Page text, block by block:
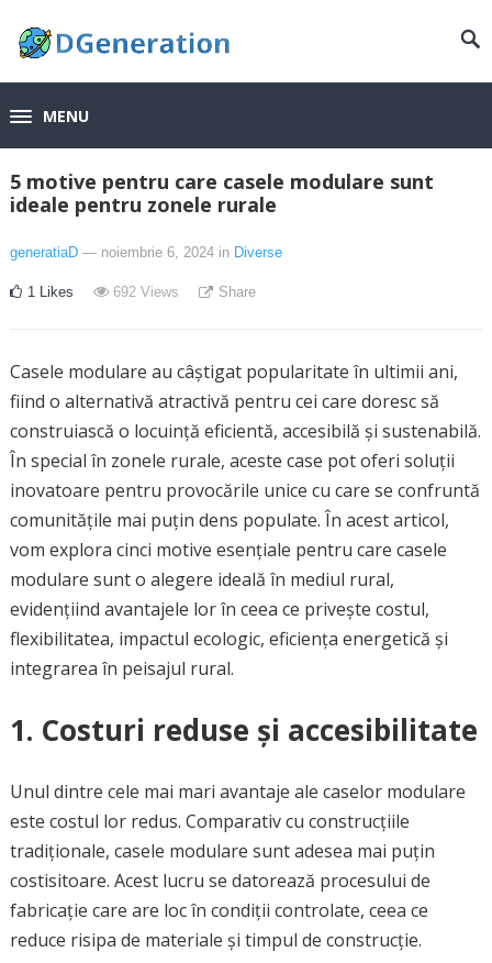
MENU
5 motive pentru care casele modulare sunt
ideale pentru zonele rurale
generatiaD — noiembrie 6, 2024 in Diverse
1 Likes 692Views Share
Casele modulare au câștigat popularitate în ultimii ani,
fiind o alternativă atractivă pentru cei care doresc să
construiască o locuință eficientă, accesibilă și sustenabilă.
În special în zonele rurale, aceste case pot oferi soluții
inovatoare pentru provocările unice cu care se confruntă
comunitățile mai puțin dens populate. În acest articol,
vom explora cinci motive esențiale pentru care casele
modulare sunt o alegere ideală în mediul rural,
evidențiind avantajele lor în ceea ce privește costul,
flexibilitatea, impactul ecologic, eficiența energetică și
integrarea în peisajul rural.
1. Costuri reduse și accesibilitate
Unul dintre cele mai mari avantaje ale caselor modulare
este costul lor redus. Comparativ cu construcțiile
tradiționale, casele modulare sunt adesea mai puțin
costisitoare. Acest lucru se datorează procesului de
fabricație care are loc în condiții controlate, ceea ce
reduce risipa de materiale și timpul de construcție.